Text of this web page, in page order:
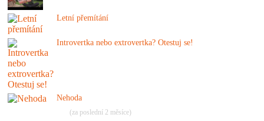
Letní přemítání
Introvertka nebo extrovertka? Otestuj se!
Nehoda
(za poslední 2 měsíce)